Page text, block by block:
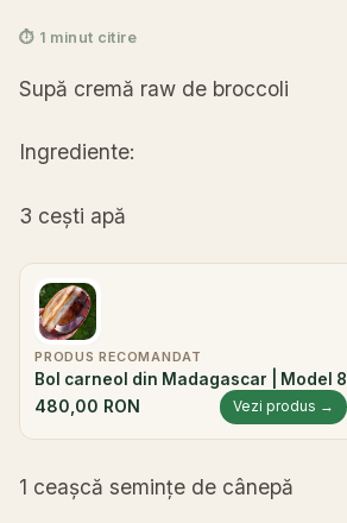
⏱ 1 minut citire
Supă cremă raw de broccoli
Ingrediente:
3 cești apă
PRODUS RECOMANDAT
Bol carneol din Madagascar | Model 8
480,00 RON Vezi produs →
1 ceașcă semințe de cânepă